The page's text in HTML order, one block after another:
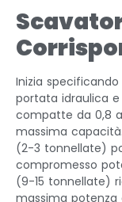
Inizia
portata idraulica
compatte da 0,8 a
massima
(2-3 tonnellate)
compromesso
(9-15 tonnellate)
massima